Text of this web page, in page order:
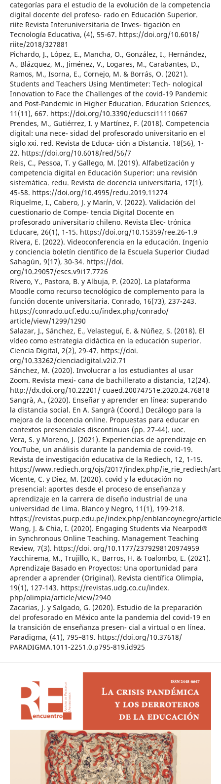
categorías para el estudio de la evolución de la competencia
digital docente del profeso- rado en Educación Superior.
riite Revista Interuniversitaria de Inves- tigación en
Tecnología Educativa, (4), 55-67. https://doi.org/10.6018/
riite/2018/327881
Pichardo, J., López, E., Mancha, O., González, I., Hernández,
A., Blázquez, M., Jiménez, V., Logares, M., Carabantes, D.,
Ramos, M., Isorna, E., Cornejo, M. & Borrás, O. (2021).
Students and Teachers Using Mentimeter: Tech- nological
Innovation to Face the Challenges of the covid-19 Pandemic
and Post-Pandemic in Higher Education. Education Sciences,
11(11), 667. https://doi.org/10.3390/educsci11110667
Prendes, M., Gutiérrez, I. y Martínez, F. (2018). Competencia
digital: una nece- sidad del profesorado universitario en el
siglo xxi. red. Revista de Educa- ción a Distancia. 18(56), 1-
22. https://doi.org/10.6018/red/56/7
Reis, C., Pessoa, T. y Gallego, M. (2019). Alfabetización y
competencia digital en Educación Superior: una revisión
sistemática. redu. Revista de docencia universitaria, 17(1),
45-58. https://doi.org/10.4995/redu.2019.11274
Riquelme, I., Cabero, J. y Marín, V. (2022). Validación del
cuestionario de Compe- tencia Digital Docente en
profesorado universitario chileno. Revista Elec- trónica
Educare, 26(1), 1-15. https://doi.org/10.15359/ree.26-1.9
Rivera, E. (2022). Videoconferencia en la educación. Ingenio
y conciencia boletín científico de la Escuela Superior Ciudad
Sahagún, 9(17), 30-34. https://doi.
org/10.29057/escs.v9i17.7726
Rivero, Y., Pastora, B. y Albuja, P. (2020). La plataforma
Moodle como recurso tecnológico de complemento para la
función docente universitaria. Conrado, 16(73), 237-243.
https://conrado.ucf.edu.cu/index.php/conrado/
article/view/1299/1290
Salazar, J., Sánchez, E., Velasteguí, E. & Núñez, S. (2018). El
vídeo como estrategia didáctica en la educación superior.
Ciencia Digital, 2(2), 29-47. https://doi.
org/10.33262/cienciadigital.v2i2.71
Sánchez, M. (2020). Involucrar a los estudiantes al usar
Zoom. Revista mexi- cana de bachillerato a distancia, 12(24).
http://dx.doi.org/10.22201/ cuaed.20074751e.2020.24.76818
Sangrà, A., (2020). Enseñar y aprender en línea: superando
la distancia social. En A. Sangrà (Coord.) Decálogo para la
mejora de la docencia online. Propuestas para educar en
contextos presenciales discontinuos (pp. 27-44). uoc.
Vera, S. y Moreno, J. (2021). Experiencias de aprendizaje en
YouTube, un análisis durante la pandemia de covid-19.
Revista de investigación educativa de la Rediech, 12, 1-15.
https://www.rediech.org/ojs/2017/index.php/ie_rie_rediech/
Vicente, C. y Diez, M. (2020). covid y la educación no
presencial: aportes desde el proceso de enseñanza y
aprendizaje en la carrera de diseño industrial de una
universidad de Lima. Blanco y Negro, 11(1), 199-218.
https://revistas.pucp.edu.pe/index.php/enblancoynegro/
Wang, J. & Chia, I. (2020). Engaging Students via Nearpod®
in Synchronous Online Teaching. Management Teaching
Review, 7(3). https://doi. org/10.1177/2379298120974959
Yacchirema, M., Trujillo, K., Barros, H. & Toalombo, E. (2021).
Aprendizaje Basado en Proyectos: Una oportunidad para
aprender a aprender (Original). Revista científica Olimpia,
19(1), 127-143. https://revistas.udg.co.cu/index.
php/olimpia/article/view/2940
Zacarias, J. y Salgado, G. (2020). Estudio de la preparación
del profesorado en México ante la pandemia del covid-19 en
la transición de enseñanza presen- cial a virtual o en línea.
Paradigma, (41), 795–819. https://doi.org/10.37618/
PARADIGMA.1011-2251.0.p795-819.id925